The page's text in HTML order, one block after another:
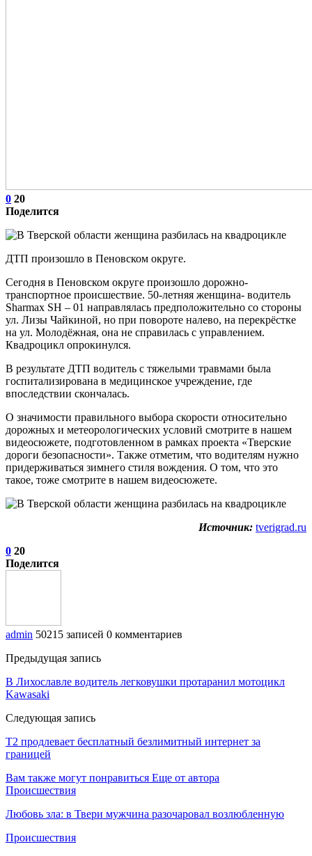
0 20
Поделится
ДТП произошло в Пеновском округе.
Сегодня в Пеновском округе произошло дорожно-
транспортное происшествие. 50-летняя женщина- водитель
Sharmax SH – 01 направлялась предположительно со стороны
ул. Лизы Чайкиной, но при повороте налево, на перекрёстке
на ул. Молодёжная, она не справилась с управлением.
Квадроцикл опрокинулся.
В результате ДТП водитель с тяжелыми травмами была
госпитализирована в медицинское учреждение, где
впоследствии скончалась.
О значимости правильного выбора скорости относительно
дорожных и метеорологических условий смотрите в нашем
видеосюжете, подготовленном в рамках проекта «Тверские
дороги безопасности». Также отметим, что водителям нужно
придерживаться зимнего стиля вождения. О том, что это
такое, тоже смотрите в нашем видеосюжете.
Источник: tverigrad.ru
0 20
Поделится
admin 50215 записей 0 комментариев
Предыдущая запись
В Лихославле водитель легковушки протаранил мотоцикл
Kawasaki
Следующая запись
Т2 продлевает бесплатный безлимитный интернет за
границей
Вам также могут понравиться Еще от автора
Происшествия
Любовь зла: в Твери мужчина разочаровал возлюбленную
Происшествия